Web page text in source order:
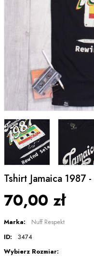
Tshirt Jamaica 1987
70,00 zł
Marka:
Nuff Respekt
ID:
3474
Wybierz Rozmiar: